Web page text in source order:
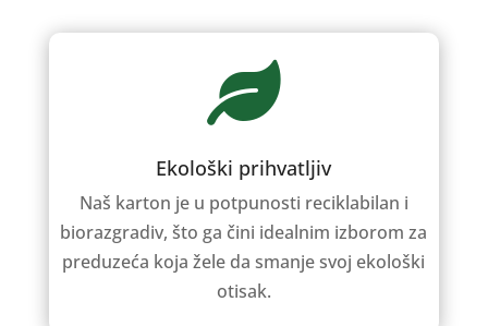

Ekološki prihvatljiv
Naš karton je u potpunosti reciklabilan i
biorazgradiv, što ga čini idealnim izborom za
preduzeća koja žele da smanje svoj ekološki
otisak.